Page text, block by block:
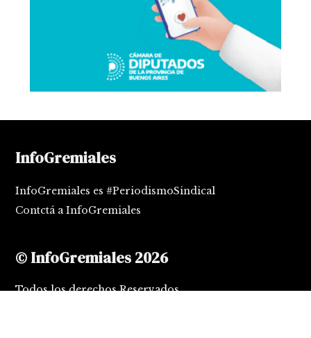
InfoGremiales
InfoGremiales es #PeriodismoSindical
Contctá a InfoGremiales
© InfoGremiales 2026
Todos los derechos Reservados